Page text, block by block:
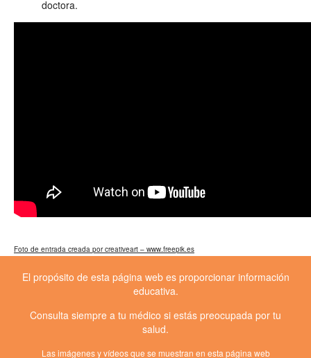
doctora.
Foto de entrada creada por creativeart – www.freepik.es
El propósito de esta página web es proporcionar información
educativa.
Consulta siempre a tu médico si estás preocupada por tu
salud.
Las imágenes y vídeos que se muestran en esta página web